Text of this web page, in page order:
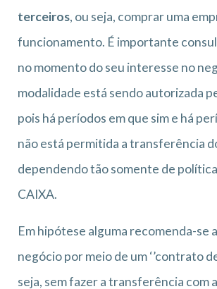
terceiros, ou seja, comprar uma
funcionamento. É importante
no momento do seu interesse no
modalidade está sendo autorizada
pois há períodos em que sim e há
não está permitida a transferência
dependendo tão somente de
CAIXA.
Em hipótese alguma recomenda-se
negócio por meio de um ‘’contrato de
seja, sem fazer a transferência com